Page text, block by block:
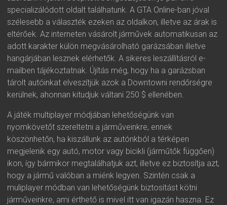
specializálódott oldalt találhatunk. A GTA Online-ban jóval
szélesebb a választék ezeken az oldalkon, illetve az árak is
eltérőek. Az interneten vásárolt járművek automatikusan az
adott karakter külön megvásárolható garázsában illetve
hangárjában lesznek elérhetők. A sikeres leszállításról e-
mailben tájékoztatnak. Újítás még, hogy ha a garázsban
tárolt autóinkat elveszítjük azok a Downtowni rendőrségre
kerülnek, ahonnan kitudjuk váltani 250 $ ellenében.
A játék multiplayer módjában lehetőségünk van
nyomkövetőt szereltetni a járműveinkre, ennek
köszönhetőn, ha kiszállunk az autónkból a térképen
megjelenik egy autó, motor vagy bicikli (járműtők függően)
ikon, így bármikor megtalálhatjuk azt, illetve ez biztosítja azt,
hogy a jármű valóban a miénk legyen. Szintén csak a
muliplayer módban van lehetőségünk biztosítást kötni
járműveinkre, ami érthető is mivel itt van igazán haszna. Ez